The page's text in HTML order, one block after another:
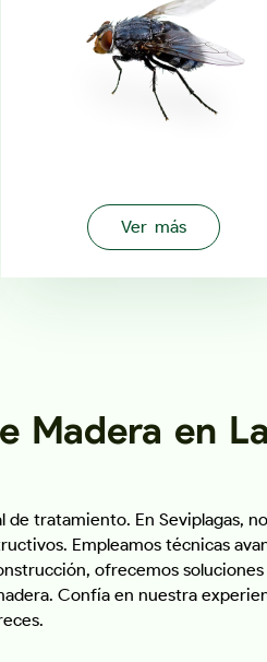
Ver más
Madera en
tratamiento. En Seviplagas,
Empleamos técnicas
ofrecemos
Confía en nuestra